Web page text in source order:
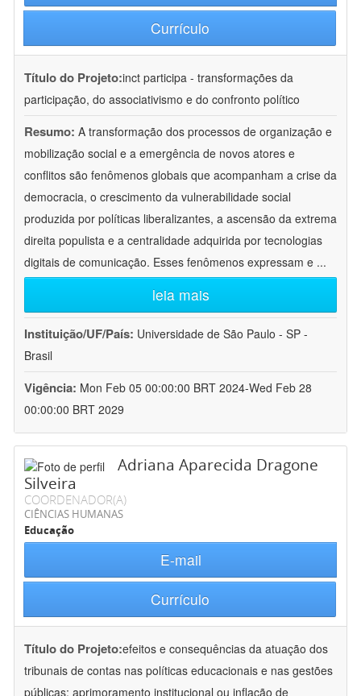
Currículo
Título do Projeto:inct participa - transformações da
participação, do associativismo e do confronto político
Resumo: A transformação dos processos de organização e
mobilização social e a emergência de novos atores e
conflitos são fenômenos globais que acompanham a crise da
democracia, o crescimento da vulnerabilidade social
produzida por políticas liberalizantes, a ascensão da extrema
direita populista e a centralidade adquirida por tecnologias
digitais de comunicação. Esses fenômenos expressam e ...
leia mais
Instituição/UF/País: Universidade de São Paulo - SP -
Brasil
Vigência: Mon Feb 05 00:00:00 BRT 2024-Wed Feb 28
00:00:00 BRT 2029
Adriana Aparecida Dragone
Silveira
COORDENADOR(A)
CIÊNCIAS HUMANAS
Educação
E-mail
Currículo
Título do Projeto:efeitos e consequências da atuação dos
tribunais de contas nas políticas educacionais e nas gestões
públicas: aprimoramento institucional ou inflação de